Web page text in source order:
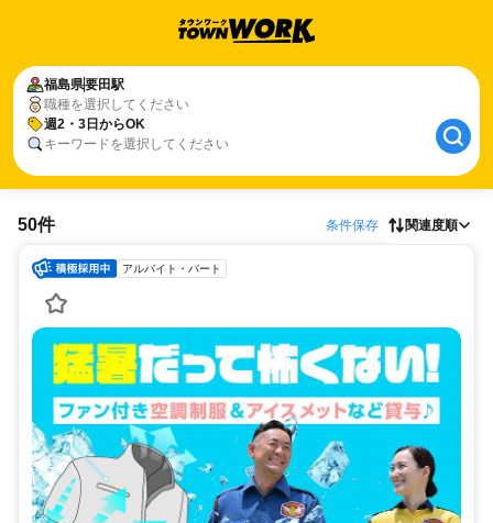
福島県要田駅
職種を選択してください
週2・3日からOK
キーワードを選択してください
50件 条件保存 関連度順
アルバイト・パート